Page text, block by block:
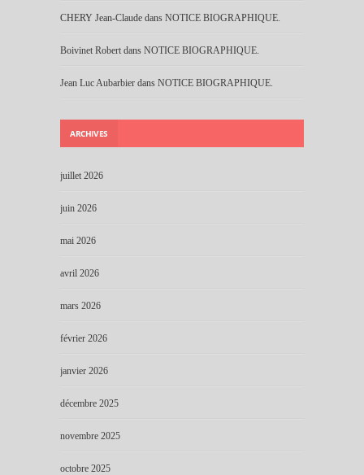
CHERY Jean-Claude dans NOTICE BIOGRAPHIQUE.
Boivinet Robert dans NOTICE BIOGRAPHIQUE.
Jean Luc Aubarbier dans NOTICE BIOGRAPHIQUE.
ARCHIVES
juillet 2026
juin 2026
mai 2026
avril 2026
mars 2026
février 2026
janvier 2026
décembre 2025
novembre 2025
octobre 2025